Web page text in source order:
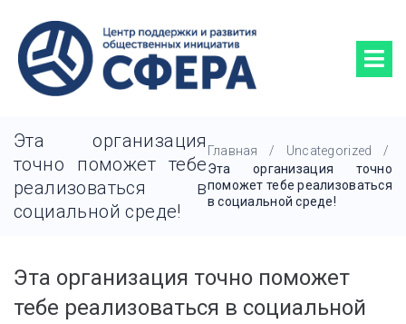
Эта организация
точно поможет тебе
реализоваться в
социальной среде!
Главная / Uncategorized
/
Эта организация точно
поможет тебе реализоваться
в социальной среде!
Эта организация точно поможет
тебе реализоваться в социальной